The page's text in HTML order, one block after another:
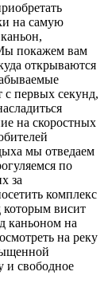
на самую
покажем вам
открываются
с первых секунд,
на скоростных
мы отведаем
по
за
комплекс
которым висит
каньоном на
на реку
и свободное